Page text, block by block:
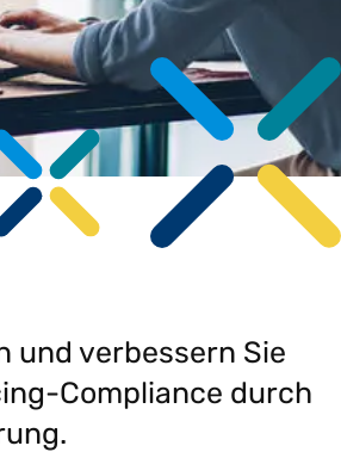
und verbessern Sie
Compliance durch